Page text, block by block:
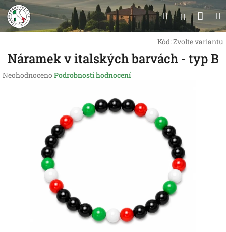
Přejít
na
obsah
Hledat
Kód:Zvolte variantu
Náramek v italských barvách - typ B
Průměrné
Neohodnoceno Podrobnosti hodnocení